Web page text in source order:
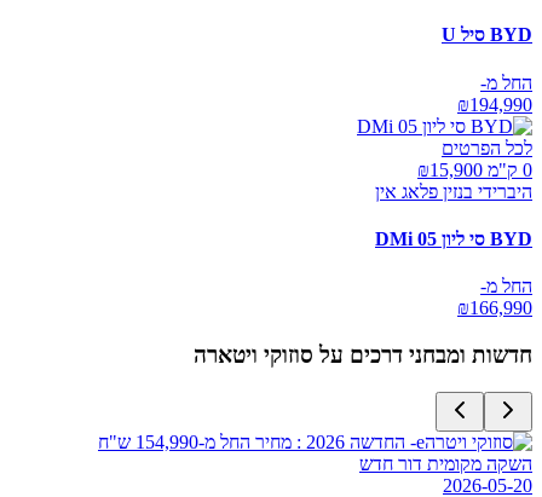
BYD סיל U
החל מ-
₪194,990
לכל הפרטים
0 ק"מ ₪
15,900
היברידי בנזין פלאג אין
BYD סי ליון 05 DMi
החל מ-
₪166,990
חדשות ומבחני דרכים על סוזוקי ויטארה
השקה מקומית דור חדש
2026-05-20